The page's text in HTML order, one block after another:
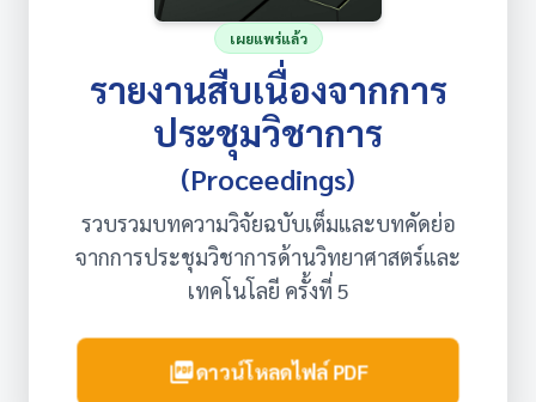
เผยแพร่แล้ว
รายงานสืบเนื่องจากการ
ประชุมวิชาการ
(Proceedings)
รวบรวมบทความวิจัยฉบับเต็มและบทคัดย่อ
จากการประชุมวิชาการด้านวิทยาศาสตร์และ
เทคโนโลยี ครั้งที่ 5
ดาวน์โหลดไฟล์ PDF